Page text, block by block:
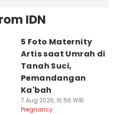
IDN
5 Foto Maternity
Artis saat Umrah di
Tanah Suci,
Pemandangan
Ka'bah
7 Aug 2026, 16:56 WIB
Pregnancy